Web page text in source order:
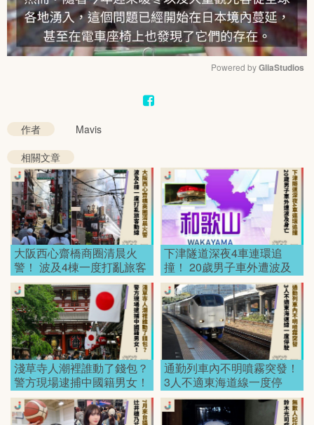
Powered by GliaStudios
作者
Mavis
相關文章
大阪西心齋橋商圈清晨火
警！ 波及4棟一度打亂旅客
動線！
下津隧道深夜4車連環追
撞！ 20歲男子車外遭波及
身亡！
淺草寺人潮裡誰動了錢包？
警方現場逮捕中國籍男女！
通勤列車內不明噴霧突發！
3人不適東海道線一度停
駛！